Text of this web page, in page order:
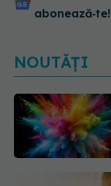
abonează‑te!
NOUTĂȚI